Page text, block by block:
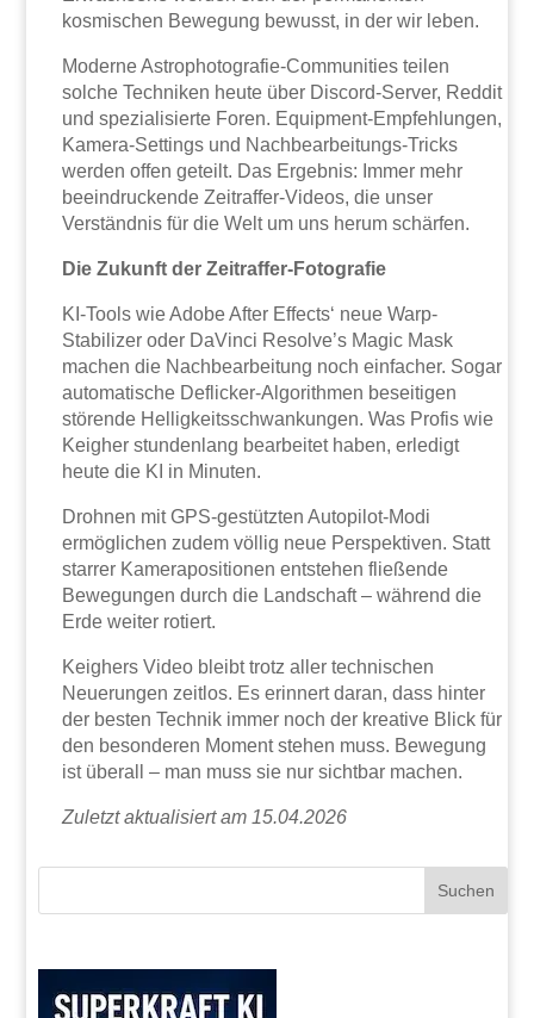
kosmischen Bewegung bewusst, in der wir leben.
Moderne Astrophotografie-Communities teilen
solche Techniken heute über Discord-Server, Reddit
und spezialisierte Foren. Equipment-Empfehlungen,
Kamera-Settings und Nachbearbeitungs-Tricks
werden offen geteilt. Das Ergebnis: Immer mehr
beeindruckende Zeitraffer-Videos, die unser
Verständnis für die Welt um uns herum schärfen.
Die Zukunft der Zeitraffer-Fotografie
KI-Tools wie Adobe After Effects‘ neue Warp-
Stabilizer oder DaVinci Resolve’s Magic Mask
machen die Nachbearbeitung noch einfacher. Sogar
automatische Deflicker-Algorithmen beseitigen
störende Helligkeitsschwankungen. Was Profis wie
Keigher stundenlang bearbeitet haben, erledigt
heute die KI in Minuten.
Drohnen mit GPS-gestützten Autopilot-Modi
ermöglichen zudem völlig neue Perspektiven. Statt
starrer Kamerapositionen entstehen fließende
Bewegungen durch die Landschaft – während die
Erde weiter rotiert.
Keighers Video bleibt trotz aller technischen
Neuerungen zeitlos. Es erinnert daran, dass hinter
der besten Technik immer noch der kreative Blick für
den besonderen Moment stehen muss. Bewegung
ist überall – man muss sie nur sichtbar machen.
Zuletzt aktualisiert am 15.04.2026